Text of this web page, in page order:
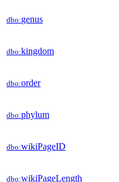
dbo:genus
dbo:kingdom
dbo:order
dbo:phylum
dbo:wikiPageID
dbo:wikiPageLength